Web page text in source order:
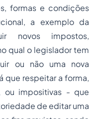
formas e condições
a exemplo da
novos impostos,
qual o legislador tem
ou não uma nova
que respeitar a forma,
impositivas - que
de editar uma